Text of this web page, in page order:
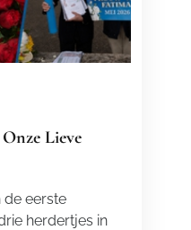
Lieve
de eerste
herdertjes in